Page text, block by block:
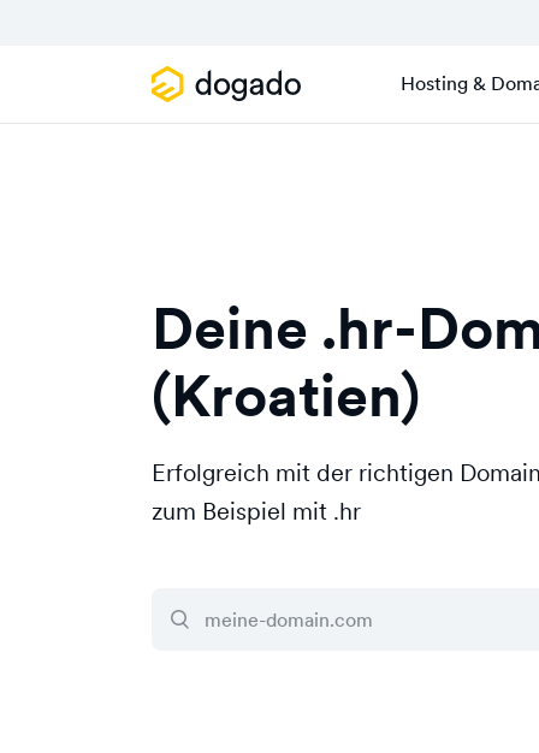
Hosting &
Deine .hr-
(Kroatien)
Erfolgreich mit der richtigen
zum Beispiel mit .hr